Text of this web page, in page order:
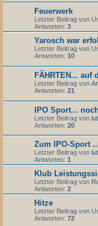
Feuerwerk
Letzter Beitrag von
Antworten: 3
Yarosch war
Letzter Beitrag von
Antworten: 10
FÄHRTEN... auf
Letzter Beitrag von
Antworten: 21
IPO Sport...
Letzter Beitrag von
Antworten: 20
Zum IPO-Sport
Letzter Beitrag von
Antworten: 1
Klub
Letzter Beitrag von
Antworten: 2
Hitze
Letzter Beitrag von
Antworten: 72